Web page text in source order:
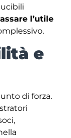
l’utile
e
di forza.